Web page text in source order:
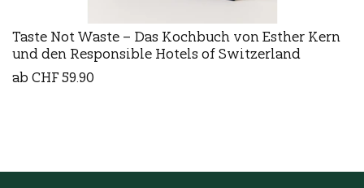
Taste Not Waste – Das Kochbuch von Esther Kern
und den Responsible Hotels of Switzerland
ab CHF 59.90